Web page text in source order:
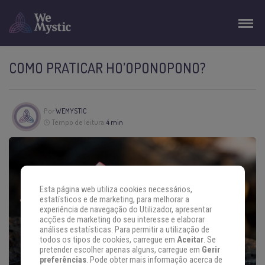
COMO PRATICAR HO’OPONOPONO?
PorWEMYSTIC
Tempo de leitura:4 min
Esta página web utiliza cookies necessários,
estatísticos e de marketing, para melhorar a
experiência de navegação do Utilizador, apresentar
acções de marketing do seu interesse e elaborar
análises estatísticas. Para permitir a utilização de
todos os tipos de cookies, carregue em Aceitar. Se
pretender escolher apenas alguns, carregue em Gerir
preferências. Pode obter mais informação acerca de